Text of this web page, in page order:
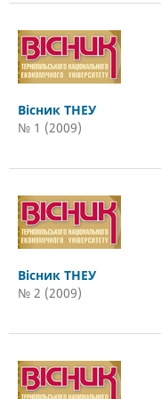
Вісник ТНЕУ
№ 1 (2009)
Вісник ТНЕУ
№ 2 (2009)